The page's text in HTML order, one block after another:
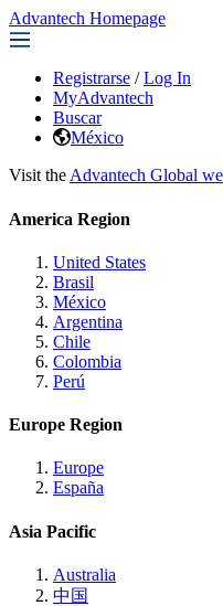
Advantech Homepage
Registrarse / Log In
MyAdvantech
Buscar
México
Visit the Advantech Global
America Region
United States
Brasil
México
Argentina
Chile
Colombia
Perú
Europe Region
Europe
España
Asia Pacific
Australia
中国